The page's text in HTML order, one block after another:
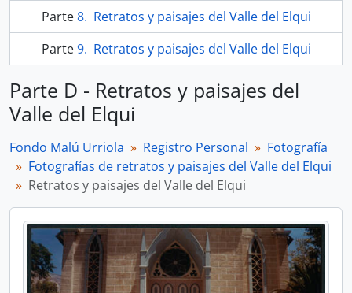
Parte
Retratos y paisajes del Valle del Elqui
Parte
Retratos y paisajes del Valle del Elqui
Parte D - Retratos y paisajes del
Valle del Elqui
Fondo Malú Urriola Registro Personal
Fotografía
Fotografías de retratos y paisajes del Valle del Elqui
Retratos y paisajes del Valle del Elqui